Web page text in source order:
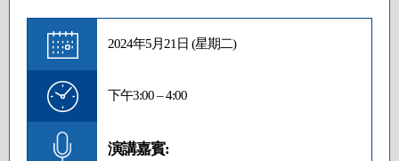
2024年5月21日 (星期二)
下午3:00 – 4:00
演講嘉賓: